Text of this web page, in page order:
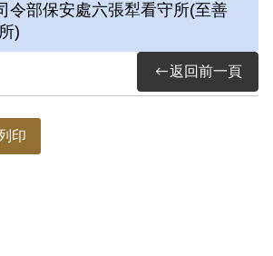
，判決結果處以15年有期徒
間因美術老師婉拒函授，決意
書法。每日早晚以牢房廁所門
狹小的方形牢獄中，房內六
塊個人場域，乃自稱「六大
令部保安處六張犁看守所(至善
)
返回前一頁
印